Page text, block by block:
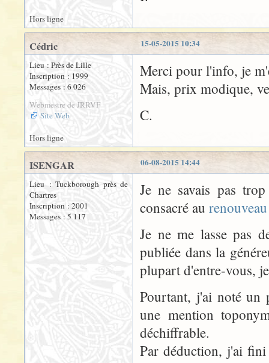
Hors ligne
15-05-2015 10:34
Cédric
Lieu : Près de Lille
Inscription : 1999
Messages : 6 026
Webmestre de JRRVF
Site Web
Merci pour l'info, je
Mais, prix modique,
C.
Hors ligne
06-08-2015 14:44
ISENGAR
Lieu : Tuckborough près de
Chartres
Inscription : 2001
Messages : 5 117
Je ne savais pas
consacré au
Je ne me lasse pas
publiée dans la
plupart d'entre-vous,
Pourtant, j'ai noté un
une mention
déchiffrable.
Par déduction, j'ai